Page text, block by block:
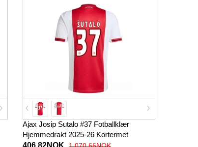
Ajax Josip Sutalo #37 Fotballklær
Hjemmedrakt 2025-26 Kortermet
406.82NOK